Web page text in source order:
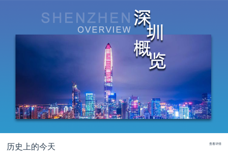
历史上的今天 查看详情